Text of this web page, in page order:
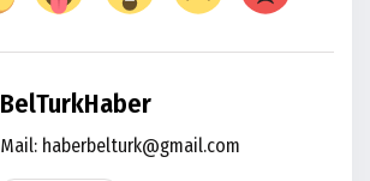
BelTurkHaber
Mail: haberbelturk@gmail.com